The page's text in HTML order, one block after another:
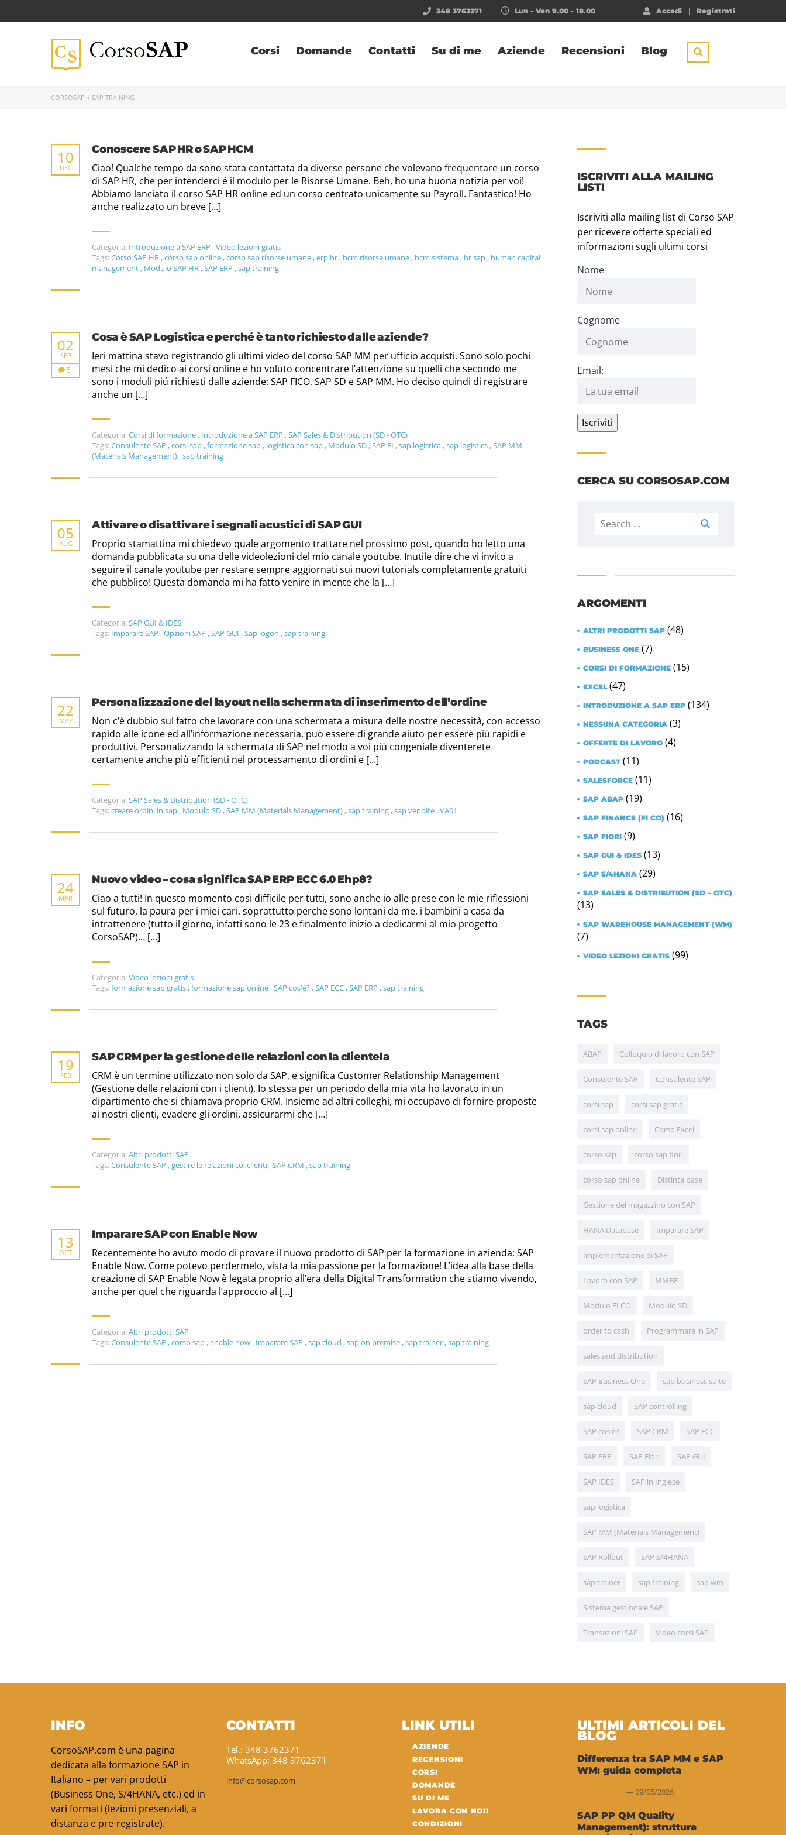
Accedi Registrati
Lun - Ven 9.00 - 18.00
348 3762371
Corsi Domande Contatti Su di me Aziende Recensioni Blog
CORSOSAP > SAP TRAINING
Conoscere SAP HR o SAP HCM
10
DEC
Ciao! Qualche tempo da sono stata contattata da diverse persone che volevano frequentare un corso
di SAP HR, che per intenderci é il modulo per le Risorse Umane. Beh, ho una buona notizia per voi!
Abbiamo lanciato il corso SAP HR online ed un corso centrato unicamente su Payroll. Fantastico! Ho
anche realizzato un breve […]
Categoria: Introduzione a SAP ERP ,Video lezioni gratis
Tags:Corso SAP HR ,corso sap online ,corso sap risorse umane ,erp hr , hcm risorse umane , hcm sistema , hr sap , human capital
management , Modulo SAP HR ,SAP ERP ,sap training
Cosa è SAP Logistica e perché è tanto richiesto dalle aziende?
02
SEP
5
Ieri mattina stavo registrando gli ultimi video del corso SAP MM per ufficio acquisti. Sono solo pochi
mesi che mi dedico ai corsi online e ho voluto concentrare l’attenzione su quelli che secondo me
sono i moduli piú richiesti dalle aziende: SAP FICO, SAP SD e SAP MM. Ho deciso quindi di registrare
anche un […]
Categoria:Corsi di formazione , Introduzione a SAP ERP ,SAP Sales & Distribution (SD - OTC)
Tags:Consulente SAP ,corsi sap ,formazione sap , logistica con sap , Modulo SD ,SAP FI ,sap logistica ,sap logistics ,SAP MM
(Materials Management) ,sap training
Attivare o disattivare i segnali acustici di SAP GUI
05
AUG
Proprio stamattina mi chiedevo quale argomento trattare nel prossimo post, quando ho letto una
domanda pubblicata su una delle videolezioni del mio canale youtube. Inutile dire che vi invito a
seguire il canale youtube per restare sempre aggiornati sui nuovi tutorials completamente gratuiti
che pubblico! Questa domanda mi ha fatto venire in mente che la […]
Categoria:SAP GUI & IDES
Tags: Imparare SAP ,Opzioni SAP ,SAP GUI ,Sap logon ,sap training
Personalizzazione del layout nella schermata di inserimento dell’ordine
22
MAY
Non c’è dubbio sul fatto che lavorare con una schermata a misura delle nostre necessità, con accesso
rapido alle icone ed all’informazione necessaria, può essere di grande aiuto per essere più rapidi e
produttivi. Personalizzando la schermata di SAP nel modo a voi più congeniale diventerete
certamente anche più efficienti nel processamento di ordini e […]
Categoria:SAP Sales & Distribution (SD - OTC)
Tags:creare ordini in sap , Modulo SD ,SAP MM (Materials Management) ,sap training ,sap vendite ,VA01
Nuovo video – cosa significa SAP ERP ECC 6.0 Ehp8?
24
MAR
Ciao a tutti! In questo momento cosi difficile per tutti, sono anche io alle prese con le mie riflessioni
sul futuro, la paura per i miei cari, soprattutto perche sono lontani da me, i bambini a casa da
intrattenere (tutto il giorno, infatti sono le 23 e finalmente inizio a dedicarmi al mio progetto
CorsoSAP)… […]
Categoria:Video lezioni gratis
Tags:formazione sap gratis ,formazione sap online ,SAP cos'è? ,SAP ECC ,SAP ERP ,sap training
SAP CRM per la gestione delle relazioni con la clientela
19
FEB
CRM è un termine utilizzato non solo da SAP, e significa Customer Relationship Management
(Gestione delle relazioni con i clienti). Io stessa per un periodo della mia vita ho lavorato in un
dipartimento che si chiamava proprio CRM. Insieme ad altri colleghi, mi occupavo di fornire proposte
ai nostri clienti, evadere gli ordini, assicurarmi che […]
Categoria:Altri prodotti SAP
Tags:Consulente SAP ,gestire le relazioni coi clienti ,SAP CRM ,sap training
Imparare SAP con Enable Now
13
OCT
Recentemente ho avuto modo di provare il nuovo prodotto di SAP per la formazione in azienda: SAP
Enable Now. Come potevo perdermelo, vista la mia passione per la formazione! L’idea alla base della
creazione di SAP Enable Now è legata proprio all’era della Digital Transformation che stiamo vivendo,
anche per quel che riguarda l’approccio al […]
Categoria:Altri prodotti SAP
Tags:Consulente SAP ,corso sap ,enable now , Imparare SAP ,sap cloud ,sap on premise ,sap trainer ,sap training
ISCRIVITI ALLA MAILING
LIST!
Iscriviti alla mailing list di Corso SAP
per ricevere offerte speciali ed
informazioni sugli ultimi corsi
Nome
Cognome
Email:
CERCA SU CORSOSAP.COM
ARGOMENTI
ALTRI PRODOTTI SAP (48)
BUSINESS ONE (7)
CORSI DI FORMAZIONE (15)
EXCEL(47)
INTRODUZIONE A SAP ERP (134)
NESSUNA CATEGORIA (3)
OFFERTE DI LAVORO (4)
PODCAST (11)
SALESFORCE (11)
SAP ABAP (19)
SAP FINANCE (FI CO) (16)
SAP FIORI (9)
SAP GUI & IDES (13)
SAP S/4HANA (29)
SAP SALES & DISTRIBUTION (SD – OTC)
(13)
SAP WAREHOUSE MANAGEMENT (WM)
(7)
VIDEO LEZIONI GRATIS (99)
TAGS
ABAP Colloquio di lavoro con SAP
Consulente SAP Consulente SAP
corsi sap corsi sap gratis
corsi sap online Corso Excel
corso sap corso sap fiori
corso sap online Distinta base
Gestione del magazzino con SAP
HANA Database Imparare SAP
Implementazione di SAP
Lavoro con SAP MMBE
Modulo FI CO Modulo SD
order to cash Programmare in SAP
sales and distribution
SAP Business One sap business suite
sap cloud SAP controlling
SAP cos'è? SAP CRM SAP ECC
SAP ERP SAP Fiori SAP GUI
SAP IDES SAP in Inglese
sap logistica
SAP MM (Materials Management)
SAP Rollout SAP S/4HANA
sap trainer sap training sap wm
Sistema gestionale SAP
Transazioni SAP Video corsi SAP
INFO
CorsoSAP.com è una pagina
dedicata alla formazione SAP in
Italiano – per vari prodotti
(Business One, S/4HANA, etc.) ed in
vari formati (lezioni presenziali, a
distanza e pre-registrate).
CONTATTI
Tel.: 348 3762371
WhatsApp: 348 3762371
info@corsosap.com
LINK UTILI
AZIENDE
RECENSIONI
CORSI
DOMANDE
SU DI ME
LAVORA CON NOI!
CONDIZIONI
ULTIMI ARTICOLI DEL
BLOG
Differenza tra SAP MM e SAP
WM: guida completa
09/05/2026
SAP PP QM Quality
Management): struttura